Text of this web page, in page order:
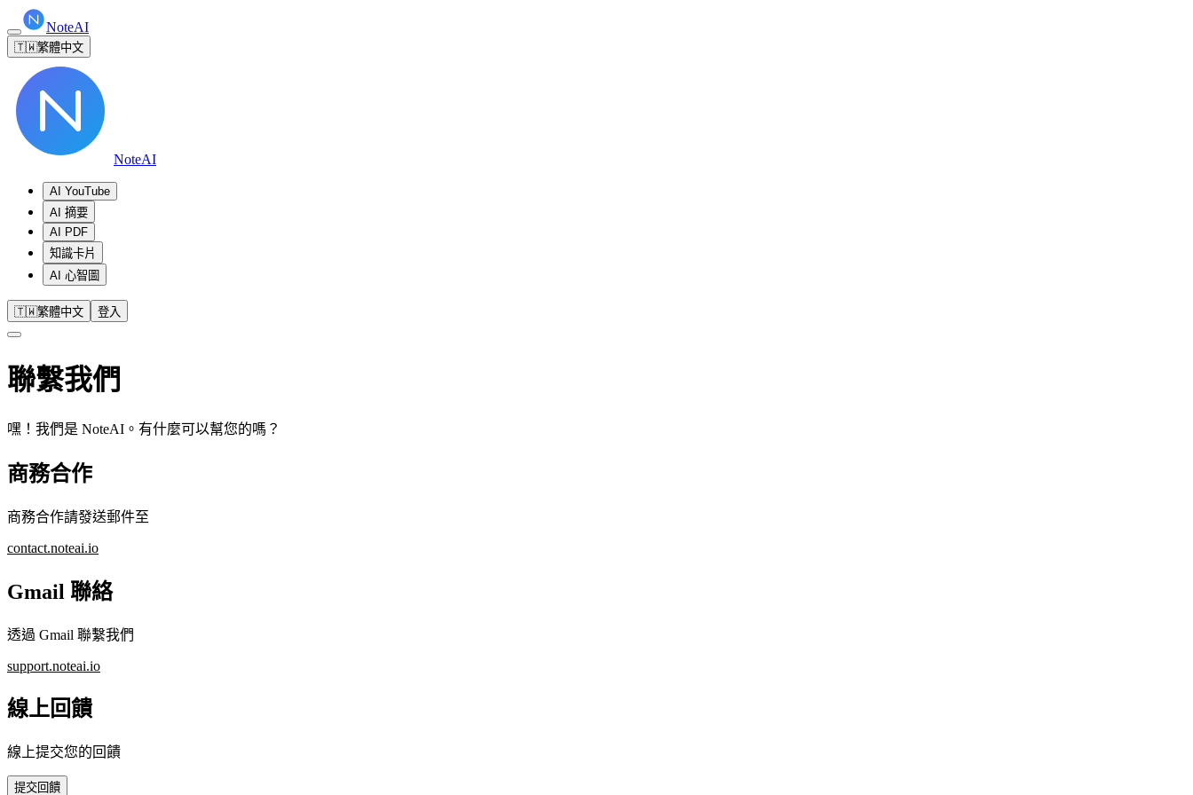
NoteAI
🇹🇼繁體中文
NoteAI
AI YouTube
AI 摘要
AI PDF
知識卡片
AI 心智圖
🇹🇼繁體中文 登入
聯繫我們
嘿！我們是 NoteAI。有什麼可以幫您的嗎？
商務合作
商務合作請發送郵件至
contact.noteai.io
Gmail 聯絡
透過 Gmail 聯繫我們
support.noteai.io
線上回饋
線上提交您的回饋
提交回饋